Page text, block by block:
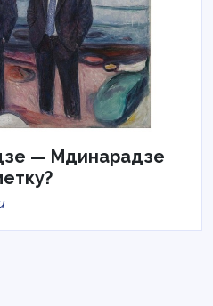
— Мдинарадзе